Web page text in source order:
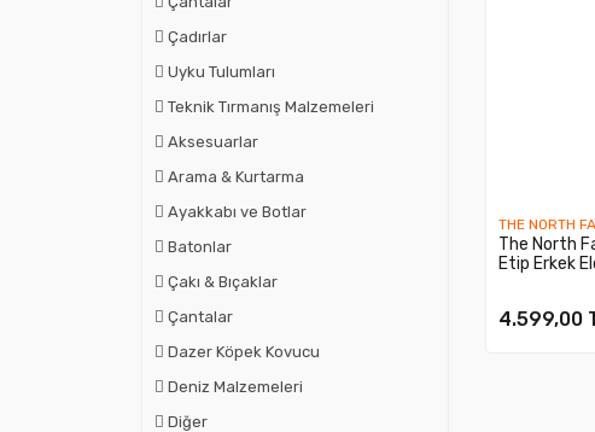
Çadırlar
Uyku Tulumları
Teknik Tırmanış Malzemeleri
Aksesuarlar
Arama & Kurtarma
Ayakkabı ve Botlar
Batonlar
Çakı & Bıçaklar
Çantalar
Dazer Köpek Kovucu
Deniz Malzemeleri
Diğer
THE NORTH
The North
Etip Erkek
4.599,00